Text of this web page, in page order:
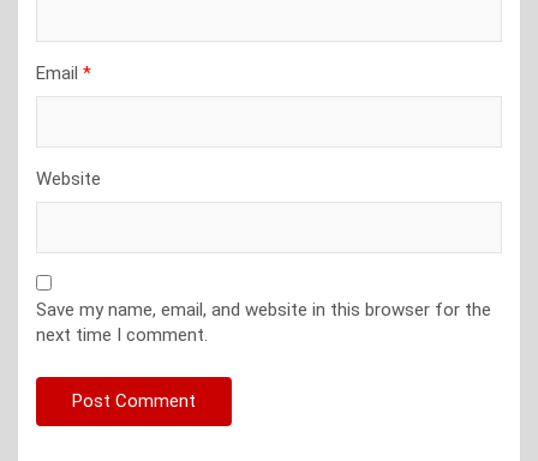
Email *
Website
Save my name, email, and website in this browser for the
next time I comment.